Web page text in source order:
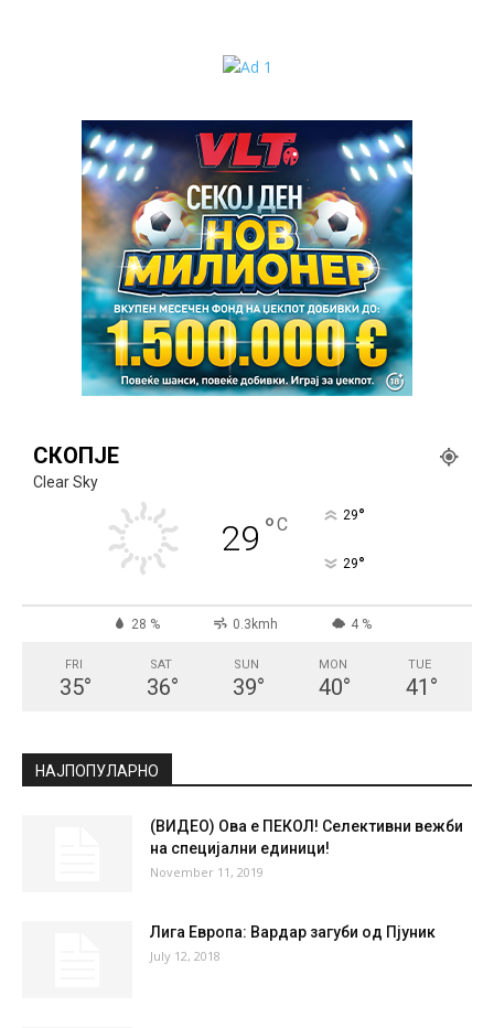
СКОПЈЕ
Clear Sky
29 °C 29°
29°
28 % 0.3kmh 4 %
FRI
35°
SAT
36°
SUN
39°
MON
40°
TUE
41 °
НАЈПОПУЛАРНО
(ВИДЕО) Ова е ПЕКОЛ! Селективни вежби
на специјални единици!
November 11, 2019
Лига Европа: Вардар загуби од Пјуник
July 12, 2018